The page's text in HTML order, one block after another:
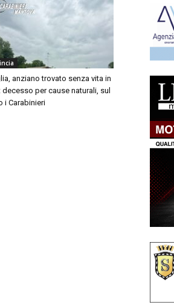
anziano trovato senza vita in
decesso per cause naturali, sul
i Carabinieri